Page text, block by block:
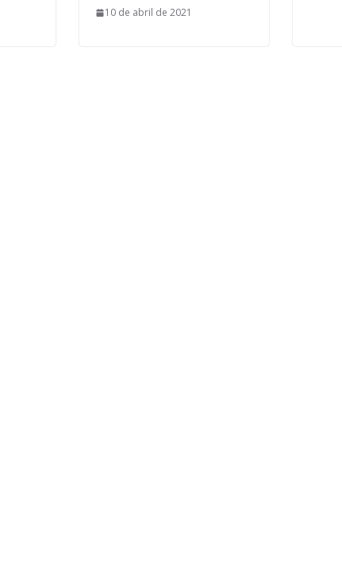
10 de abril de 2021